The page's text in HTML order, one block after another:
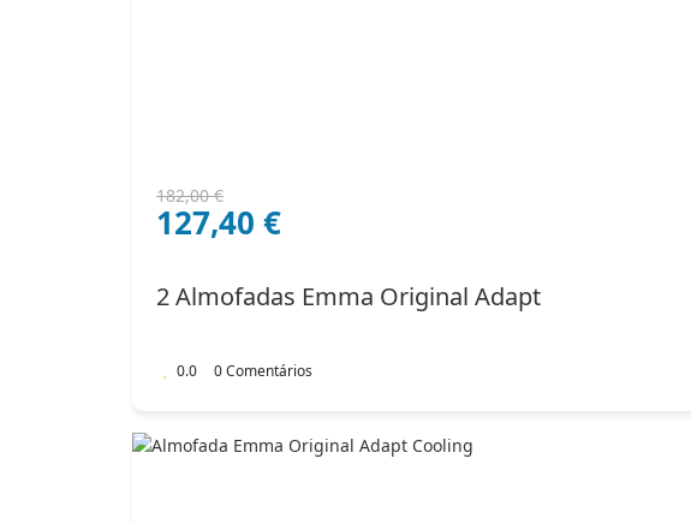
182,00€
O
preço
182,00 €.
127,40 €
O
preço
127,40 €.
2 Almofadas Emma Original Adapt
0.0 0 Comentários